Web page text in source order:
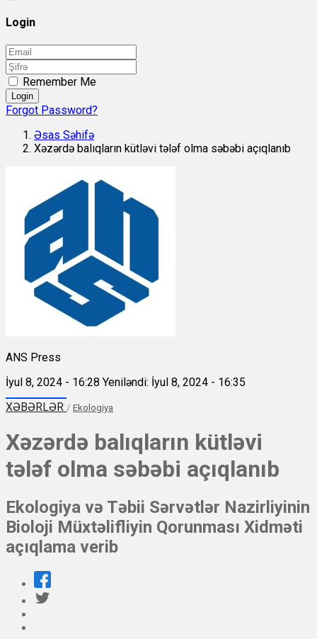
Login
Remember Me
Login
Forgot Password?
Əsas Səhifə
Xəzərdə balıqların kütləvi tələf olma səbəbi açıqlanıb
ANS Press
İyul 8, 2024 - 16:28 Yeniləndi: İyul 8, 2024 - 16:35
XƏBƏRLƏR / Ekologiya
Xəzərdə balıqların kütləvi
tələf olma səbəbi açıqlanıb
Ekologiya və Təbii Sərvətlər Nazirliyinin
Bioloji Müxtəlifliyin Qorunması Xidməti
açıqlama verib